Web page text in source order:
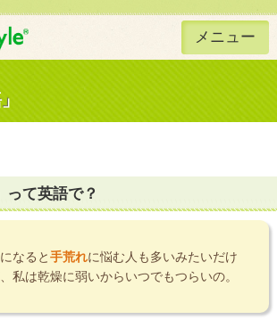
Gaba Style 無料で英語学習 メニュー
って英語で？
なると手荒れに悩む人も多いみたいだけ
私は乾燥に弱いからいつでもつらいの。